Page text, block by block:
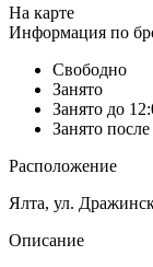
На карте
Информация по
Свободно
Занято
Занято до
Занято
Расположение
Ялта, ул.
Описание